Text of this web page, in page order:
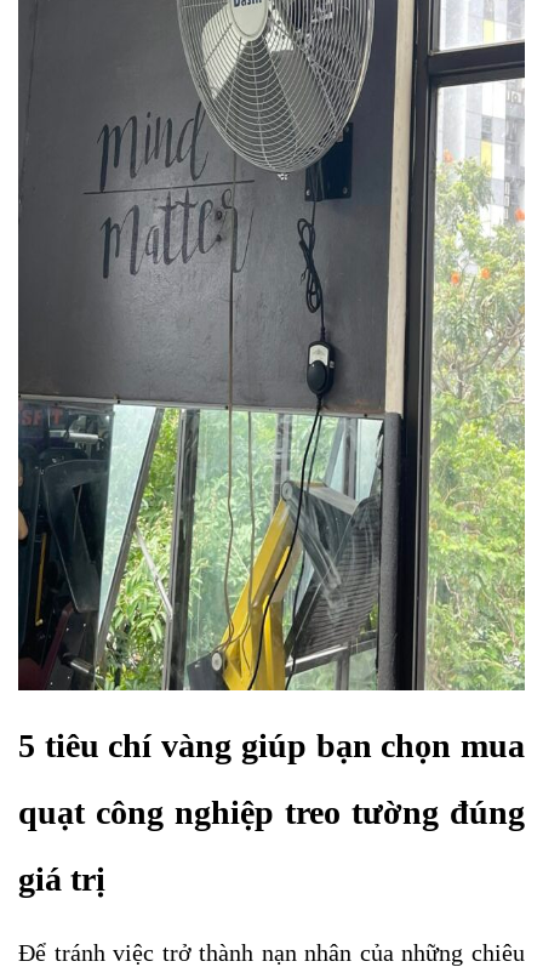
5 tiêu chí vàng giúp bạn chọn mua
quạt công nghiệp treo tường đúng
giá trị
Để tránh việc trở thành nạn nhân của những chiêu